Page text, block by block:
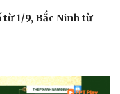
tình yêu
1/9, Bắc Ninh từ